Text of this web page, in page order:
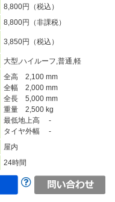
8,800円（税込）
8,800円（非課税）
3,850円（税込）
大型,ハイルーフ,普通,軽
全高 2,100 mm
全幅 2,000 mm
全長 5,000 mm
重量 2,500 kg
最低地上高 -
タイヤ外幅 -
屋内
24時間